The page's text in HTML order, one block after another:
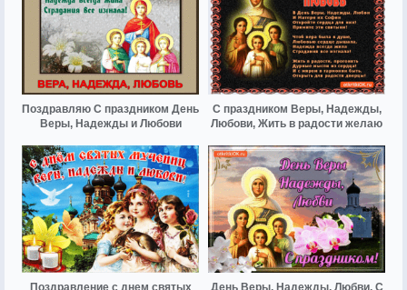
Поздравляю С праздником День
Веры, Надежды и Любови
С праздником Веры, Надежды,
Любови, Жить в радости желаю
Поздравление с днем святых День Веры, Надежды, Любви, С